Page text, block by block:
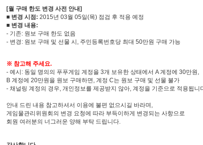
[월 구매 한도 변경 사전 안내]
■ 변경 시점: 2015년 03월 05일(목) 점검 후 적용 예정
■ 변경 내용:
- 기존: 원보 구매 한도 없음
- 변경: 원보 구매 및 선물 시, 주민등록번호당 최대 50만원 구매 가능
※ 참고해 주세요.
- 예시: 동일 명의의 푸푸게임 계정을 3개 보유한 상태에서 A 계정에 30만원,
B 계정에 20만원을 원보 구매하면, 계정 C는 원보 구매 및 선물 불가
- 채널링 계정의 경우, 개인정보를 제공받지 않아, 계정을 기준으로 적용됩니
안내 드린 내용 참고하셔서 이용에 불편 없으시길 바라며,
게임물관리위원회의 변경 요청에 따라 부득이하게 변경되는 사항으로
회원 여러분의 너그러운 양해 부탁 드립니다.